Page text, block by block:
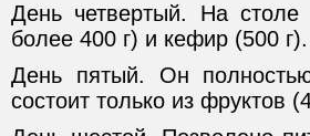
День четвертый. На
более 400 г) и кефир (500 г).
День пятый. Он
состоит только из фруктов